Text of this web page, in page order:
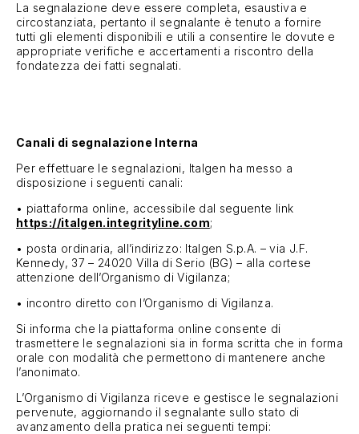
La segnalazione deve essere completa, esaustiva e
circostanziata, pertanto il segnalante è tenuto a fornire
tutti gli elementi disponibili e utili a consentire le dovute e
appropriate verifiche e accertamenti a riscontro della
fondatezza dei fatti segnalati.
Canali di segnalazione Interna
Per effettuare le segnalazioni, Italgen ha messo a
disposizione i seguenti canali:
• piattaforma online, accessibile dal seguente link
https://italgen.integrityline.com;
• posta ordinaria, all’indirizzo: Italgen S.p.A. – via J.F.
Kennedy, 37 – 24020 Villa di Serio (BG) – alla cortese
attenzione dell’Organismo di Vigilanza;
• incontro diretto con l’Organismo di Vigilanza.
Si informa che la piattaforma online consente di
trasmettere le segnalazioni sia in forma scritta che in forma
orale con modalità che permettono di mantenere anche
l’anonimato.
L’Organismo di Vigilanza riceve e gestisce le segnalazioni
pervenute, aggiornando il segnalante sullo stato di
avanzamento della pratica nei seguenti tempi: